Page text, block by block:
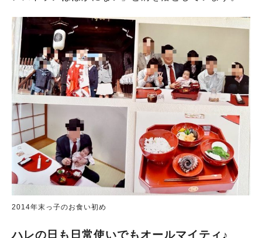
2014年末っ子のお食い初め
ハレの日も日常使いでもオールマイティ♪